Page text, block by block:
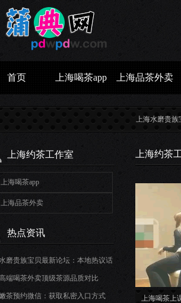
首页 上海喝茶app 上海品茶外卖
上海水磨贵族宝贝
上海约茶工作室
上海喝茶app
上海品茶外卖
热点资讯
磨贵族宝贝最新论坛：本地热议话
端喝茶外卖顶级茶源品质对比
茶预约微信：获取私密入口方式
上海约茶
上海喝茶上